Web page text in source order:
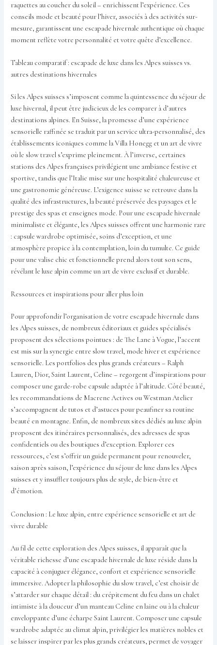
raquettes au coucher du soleil – enrichissent l’expérience. Ces
conseils mode et beauté pour l’hiver, associés à des activités sur-
mesure, garantissent une escapade hivernale authentique où chaque
moment reflète votre personnalité et votre quête d’excellence.
Tableau comparatif : escapade de luxe dans les Alpes suisses vs.
autres destinations hivernales
Si les Alpes suisses s’imposent comme la quintessence du séjour de
luxe hivernal, il peut être judicieux de les comparer à d’autres
destinations alpines. En Suisse, la promesse d’une expérience
sensorielle raffinée se traduit par un service ultra-personnalisé, des
établissements iconiques comme la Villa Honegg et un art de vivre
où le slow travel s’exprime pleinement. À l’inverse, certaines
stations des Alpes françaises privilégient une ambiance festive et
sportive, tandis que l’Italie mise sur une hospitalité chaleureuse et
une gastronomie généreuse. L’exigence suisse se retrouve dans la
qualité des infrastructures, la beauté préservée des paysages et le
prestige des spas et enseignes mode. Pour une escapade hivernale
minimaliste et élégante, les Alpes suisses offrent une harmonie rare
: capsule wardrobe optimisée, soins d’exception, et une
atmosphère propice à la contemplation, loin du tumulte. Ce guide
pour une valise chic et fonctionnelle prend alors tout son sens,
révélant le luxe alpin comme un art de vivre exclusif et durable.
Ressources et inspirations pour aller plus loin
Pour approfondir l’organisation de votre escapade hivernale dans
les Alpes suisses, de nombreux éditoriaux et guides spécialisés
proposent des sélections pointues : de The Lane à Vogue, l’accent
est mis sur la synergie entre slow travel, mode hiver et expérience
sensorielle. Les portfolios des plus grands créateurs – Ralph
Lauren, Dior, Saint Laurent, Celine – regorgent d’inspirations pour
composer une garde-robe capsule adaptée à l’altitude. Côté beauté,
les recommandations de Macrene Actives ou Westman Atelier
s’accompagnent de tutos et d’astuces pour peaufiner sa routine
beauté en montagne. Enfin, de nombreux sites dédiés au luxe alpin
proposent des itinéraires personnalisés, des adresses de spas
confidentiels ou des boutiques d’exception. Explorer ces
ressources, c’est s’offrir un guide permanent pour renouveler,
saison après saison, l’expérience du séjour de luxe dans les Alpes
suisses et y insuffler toujours plus de style, de bien-être et
d’émotion.
Conclusion : Le luxe alpin, entre expérience sensorielle et art de
vivre durable
Au fil de cette exploration des Alpes suisses, il apparaît que la
véritable richesse d’une escapade hivernale de luxe réside dans la
capacité à conjuguer élégance, confort et expérience sensorielle
immersive. Adopter la philosophie du slow travel, c’est choisir de
s’attarder sur chaque détail : du crépitement du feu dans un chalet
intimiste à la douceur d’un manteau Celine en laine ou à la chaleur
enveloppante d’une écharpe Saint Laurent. Composer une capsule
wardrobe adaptée au climat alpin, privilégier les matières nobles et
se laisser inspirer par les plus grands créateurs, permet de voyager